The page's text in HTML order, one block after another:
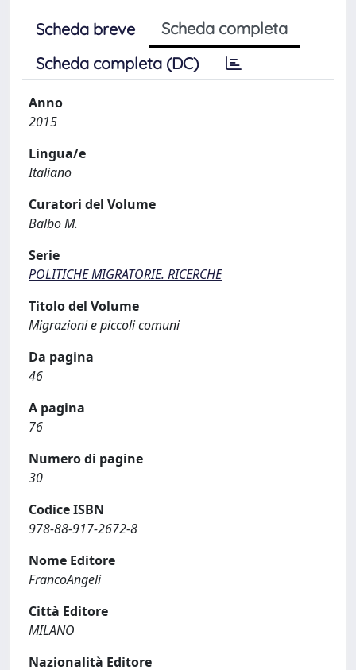
Scheda breve
Scheda completa
Scheda completa (DC)
Anno
2015
Lingua/e
Italiano
Curatori del Volume
Balbo M.
Serie
POLITICHE MIGRATORIE. RICERCHE
Titolo del Volume
Migrazioni e piccoli comuni
Da pagina
46
A pagina
76
Numero di pagine
30
Codice ISBN
978-88-917-2672-8
Nome Editore
FrancoAngeli
Città Editore
MILANO
Nazionalità Editore